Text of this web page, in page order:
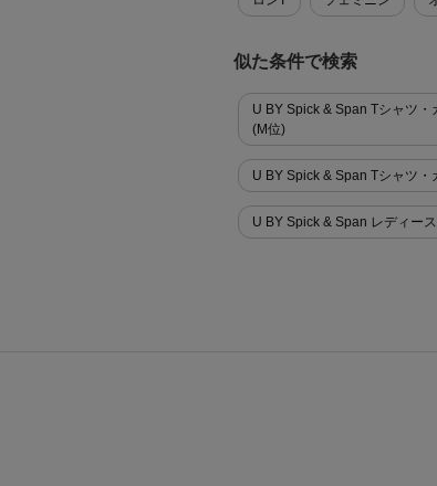
似た条件で検索
U BY Spick & Span Tシャツ
(M位)
U BY Spick & Span Tシャツ
U BY Spick & Span レディー